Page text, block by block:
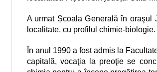
A urmat Școala Generală în
localitate, cu profilul chimie-biologie.
În anul 1990 a fost admis la
capitală, vocaţia la preoţie se